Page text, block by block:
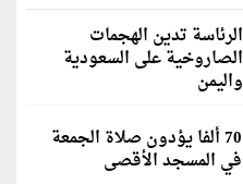
الرئاسة تدين الهجمات
الصاروخية على السعودية
واليمن
70 ألفا يؤدون صلاة الجمعة
في المسجد الأقصى